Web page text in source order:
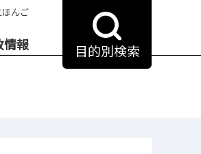
んご
情報 目的別検索